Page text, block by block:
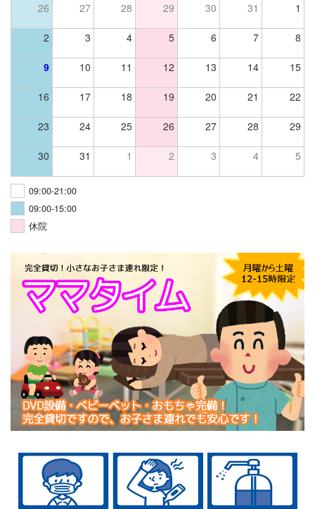
26 27 28 29 30 31 1
2 3 4 5 6 7 8
9 10 11 12 13 14 15
16 17 18 19 20 21 22
23 24 25 26 27 28 29
30 31 1 2 3 4 5
09:00-21:00
09:00-15:00
休院